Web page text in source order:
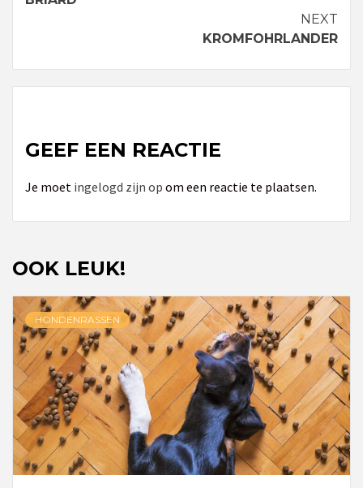
NEXT
KROMFOHRLANDER
GEEF EEN REACTIE
Je moet ingelogd zijn op om een reactie te plaatsen.
OOK LEUK!
HONDENRASSEN